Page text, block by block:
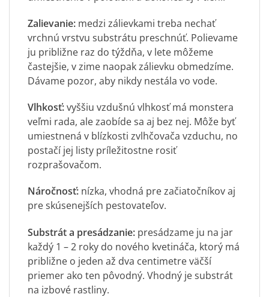
Zalievanie: medzi zálievkami treba nechať
vrchnú vrstvu substrátu preschnúť. Polievame
ju približne raz do týždňa, v lete môžeme
častejšie, v zime naopak zálievku obmedzíme.
Dávame pozor, aby nikdy nestála vo vode.
Vlhkosť:vyššiu vzdušnú vlhkosť má monstera
veľmi rada, ale zaobíde sa aj bez nej. Môže byť
umiestnená v blízkosti zvlhčovača vzduchu, no
postačí jej listy príležitostne rosiť
rozprašovačom.
Náročnosť: nízka, vhodná pre začiatočníkov aj
pre skúsenejších pestovateľov.
Substrát a presádzanie: presádzame ju na jar
každý 1 – 2 roky do nového kvetináča, ktorý má
približne o jeden až dva centimetre väčší
priemer ako ten pôvodný. Vhodný je substrát
na izbové rastliny.